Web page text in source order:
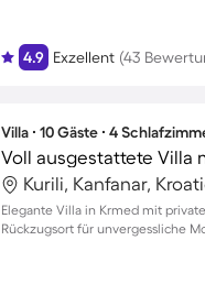
4.9 Exzellent (43
Villa ∙ 10 Gäste ∙ 4
Kurili, Kanfanar,
Elegante Villa in Krmed mit
Rückzugsort für unvergessliche